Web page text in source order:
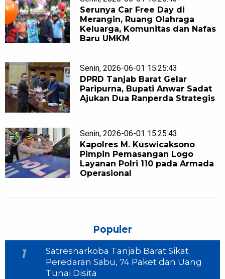
Serunya Car Free Day di
Merangin, Ruang Olahraga
Keluarga, Komunitas dan Nafas
Baru UMKM
Senin, 2026-06-01 15:25:43
DPRD Tanjab Barat Gelar
Paripurna, Bupati Anwar Sadat
Ajukan Dua Ranperda Strategis
Senin, 2026-06-01 15:25:43
Kapolres M. Kuswicaksono
Pimpin Pemasangan Logo
Layanan Polri 110 pada Armada
Operasional
Populer
1
Satresnarkoba Tanjab Barat Sikat
Peredaran Sabu, 74 Paket dan Uang
Tunai Disita